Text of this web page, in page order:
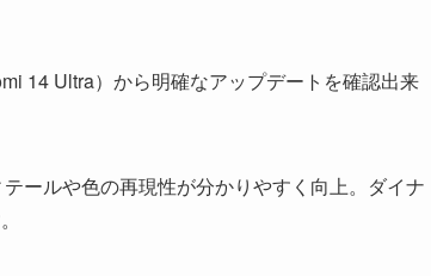
14 Ultra）から明確なアップデートを確認出来
ールや色の再現性が分かりやすく向上。ダイナ